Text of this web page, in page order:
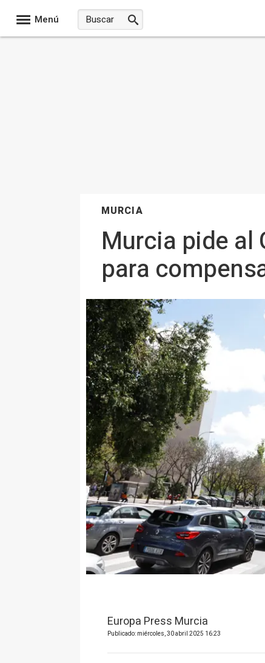
Menú
MURCIA
Murcia pide al
para
Europa Press Murcia
Publicado: miércoles, 30 abril 2025 16:23